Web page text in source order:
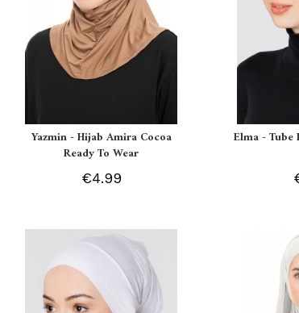
Yazmin - Hijab Amira Cocoa
Ready To Wear
€4.99
Elma - Tube